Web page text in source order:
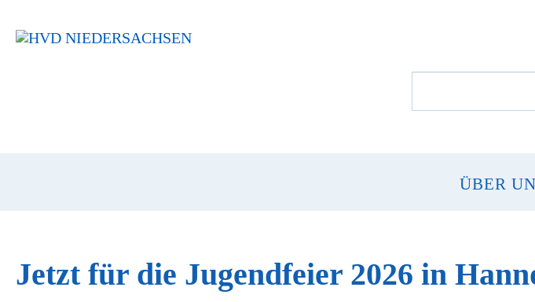
ÜBER
Jetzt für die Jugendfeier 2026 in